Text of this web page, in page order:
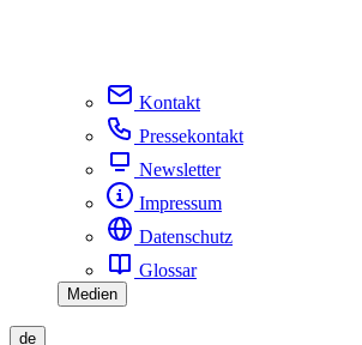
Kontakt
Pressekontakt
Newsletter
Impressum
Datenschutz
Glossar
Medien
de